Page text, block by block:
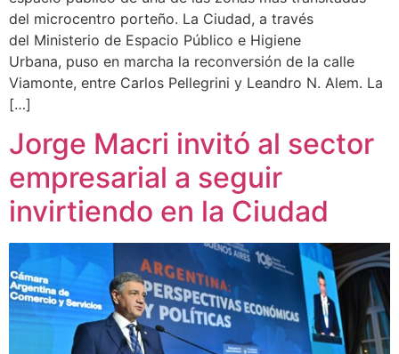
del microcentro porteño. La Ciudad, a través
del Ministerio de Espacio Público e Higiene
Urbana, puso en marcha la reconversión de la calle
Viamonte, entre Carlos Pellegrini y Leandro N. Alem. La
[…]
Jorge Macri invitó al sector
empresarial a seguir
invirtiendo en la Ciudad